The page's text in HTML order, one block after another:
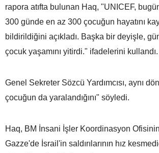
rapora atıfta bulunan Haq, "UNICEF,
300 günde en az 300 çocuğun hayatını
bildirildiğini açıkladı. Başka bir deyişle,
çocuk yaşamını yitirdi." ifadelerini kullandı.
Genel Sekreter Sözcü Yardımcısı, aynı
çocuğun da yaralandığını" söyledi.
Haq, BM İnsani İşler Koordinasyon
Gazze'de İsrail'in saldırılarının hız